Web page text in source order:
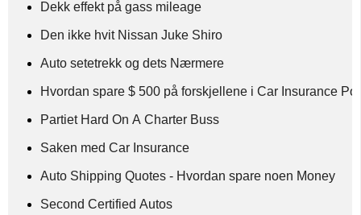
Dekk effekt på gass mileage
Den ikke hvit Nissan Juke Shiro
Auto setetrekk og dets Nærmere
Hvordan spare $ 500 på forskjellene i Car Insurance
Partiet Hard On A Charter Buss
Saken med Car Insurance
Auto Shipping Quotes - Hvordan spare noen Money
Second Certified Autos